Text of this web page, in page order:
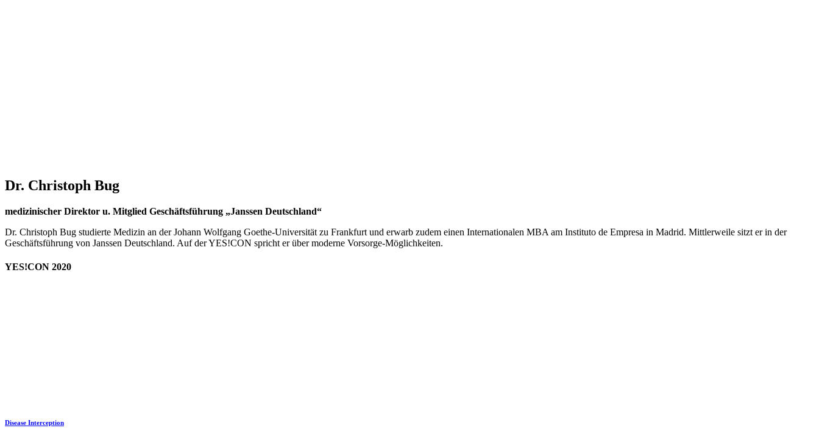
Dr. Christoph Bug
medizinischer Direktor u. Mitglied Geschäftsführung „Janssen Deutschland“
Dr. Christoph Bug studierte Medizin an der Johann Wolfgang Goethe-Universität zu Frankfurt und erwarb zudem einen Internationalen MBA am Instituto de Empresa in Madrid. Mittlerweile sitzt er in der
Geschäftsführung von Janssen Deutschland. Auf der YES!CON spricht er über moderne Vorsorge-Möglichkeiten.
YES!CON 2020
Disease Interception